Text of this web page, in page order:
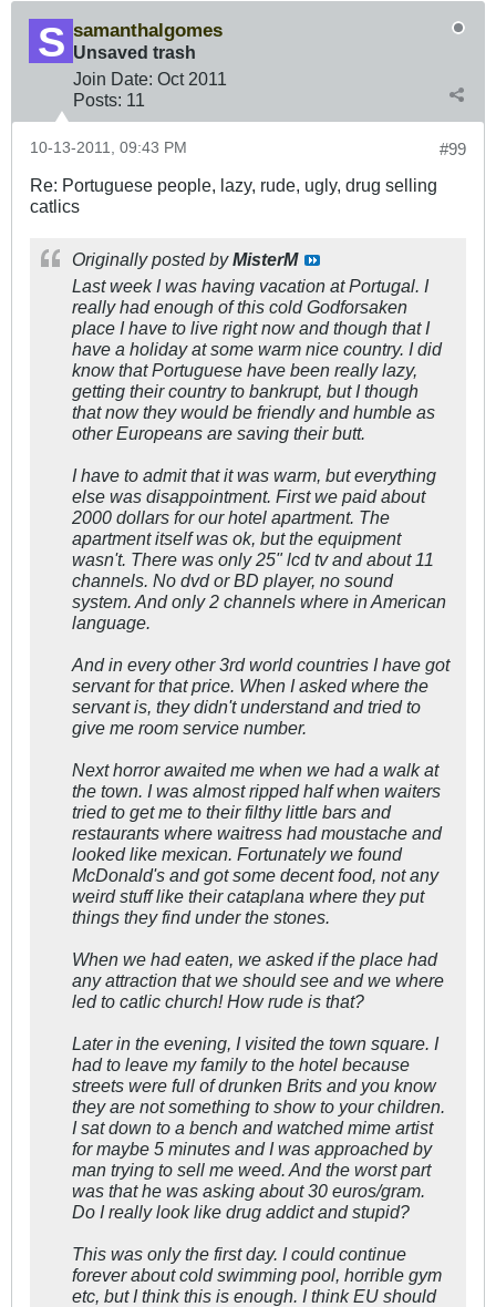
samanthalgomes
Unsaved trash
Join Date: Oct 2011
Posts: 11
#99
10-13-2011, 09:43 PM
Re: Portuguese people, lazy, rude, ugly, drug selling
catlics
Originally posted byMisterM
Last week I was having vacation at Portugal. I
really had enough of this cold Godforsaken
place I have to live right now and though that I
have a holiday at some warm nice country. I did
know that Portuguese have been really lazy,
getting their country to bankrupt, but I though
that now they would be friendly and humble as
other Europeans are saving their butt.
I have to admit that it was warm, but everything
else was disappointment. First we paid about
2000 dollars for our hotel apartment. The
apartment itself was ok, but the equipment
wasn't. There was only 25" lcd tv and about 11
channels. No dvd or BD player, no sound
system. And only 2 channels where in American
language.
And in every other 3rd world countries I have got
servant for that price. When I asked where the
servant is, they didn't understand and tried to
give me room service number.
Next horror awaited me when we had a walk at
the town. I was almost ripped half when waiters
tried to get me to their filthy little bars and
restaurants where waitress had moustache and
looked like mexican. Fortunately we found
McDonald's and got some decent food, not any
weird stuff like their cataplana where they put
things they find under the stones.
When we had eaten, we asked if the place had
any attraction that we should see and we where
led to catlic church! How rude is that?
Later in the evening, I visited the town square. I
had to leave my family to the hotel because
streets were full of drunken Brits and you know
they are not something to show to your children.
I sat down to a bench and watched mime artist
for maybe 5 minutes and I was approached by
man trying to sell me weed. And the worst part
was that he was asking about 30 euros/gram.
Do I really look like drug addict and stupid?
This was only the first day. I could continue
forever about cold swimming pool, horrible gym
etc, but I think this is enough. I think EU should